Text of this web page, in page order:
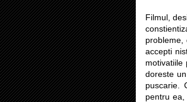
Filmul,
probleme,
accepti
doreste
puscarie.
pentru